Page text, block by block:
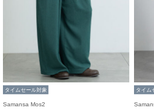
タイムセール対象
Samansa Mos2
タイム